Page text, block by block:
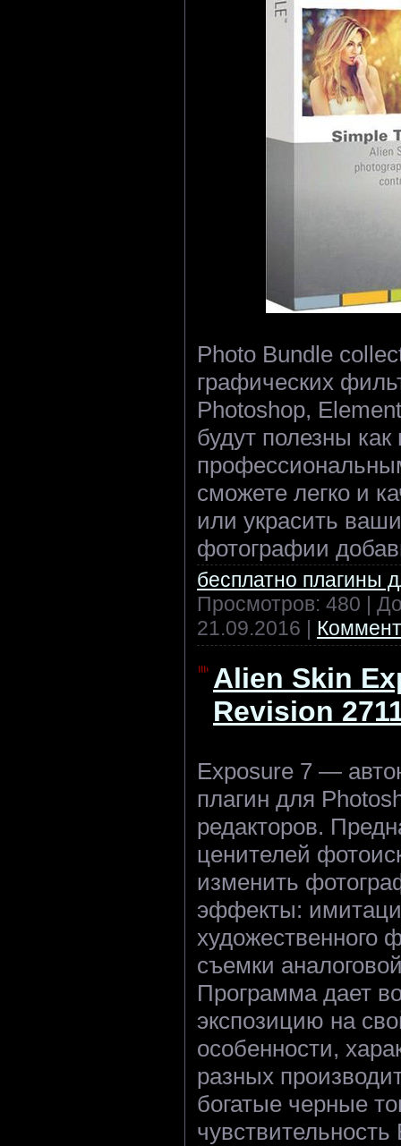
Photo Bundle
графических
Photoshop,
будут полезны
cможете легко и
или украсить
фотографии
бесплатно плагины
Просмотров: 480 |
21.09.2016 |
Alien Skin
Revision
Exposure 7 —
плагин для
редакторов.
ценителей
изменить
эффекты:
художественного
съемки
Программа дает
экспозицию на
особенности,
разных
богатые черные